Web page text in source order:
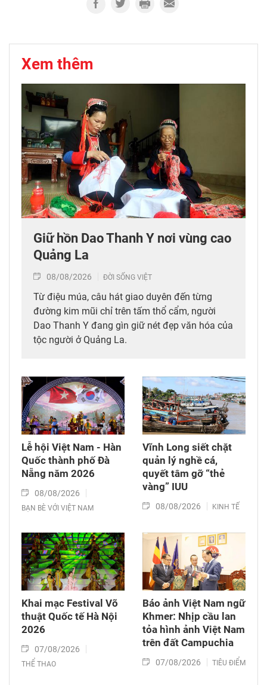
Xem thêm
Giữ hồn Dao Thanh Y nơi vùng cao
Quảng La
08/08/2026 ĐỜI SỐNG VIỆT
Từ điệu múa, câu hát giao duyên đến từng
đường kim mũi chỉ trên tấm thổ cẩm, người
Dao Thanh Y đang gìn giữ nét đẹp văn hóa của
tộc người ở Quảng La.
Lễ hội Việt Nam - Hàn
Quốc thành phố Đà
Nẵng năm 2026
08/08/2026
BẠN BÈ VỚI VIỆT NAM
Vĩnh Long siết chặt
quản lý nghề cá,
quyết tâm gỡ “thẻ
vàng” IUU
08/08/2026 KINH TẾ
Khai mạc Festival Võ
thuật Quốc tế Hà Nội
2026
07/08/2026
THỂ THAO
Báo ảnh Việt Nam ngữ
Khmer: Nhịp cầu lan
tỏa hình ảnh Việt Nam
trên đất Campuchia
07/08/2026 TIÊU ĐIỂM